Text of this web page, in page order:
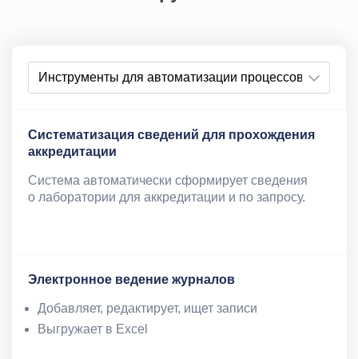
Cистематизация сведений для прохождения
аккредитации
Система автоматически сформирует сведения
о лаборатории для аккредитации и по запросу.
Электронное ведение журналов
Добавляет, редактирует, ищет записи
Выгружает в Excel